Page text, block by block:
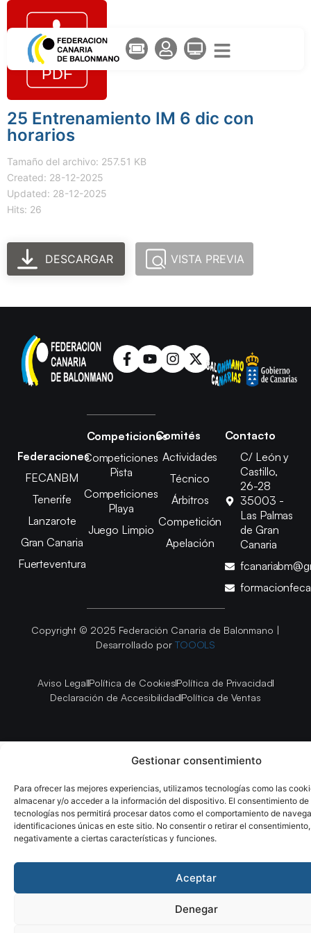
Gestionar consentimiento
Para ofrecer las mejores experiencias, utilizamos tecnologías como las
almacenar y/o acceder a la información del dispositivo. El consentimiento de
tecnologías nos permitirá procesar datos como el comportamiento de
identificaciones únicas en este sitio. No consentir o retirar el
negativamente a ciertas características y funciones.
Aceptar
Denegar
25 Entrenamiento IM 6 dic con
horarios
Tamaño del archivo: 257.51 KB
Created: 28-12-2025
Updated: 28-12-2025
Hits: 26
DESCARGAR VISTA PREVIA
Federaciones
FECANBM
Tenerife
Lanzarote
Gran Canaria
Fuerteventura
Competiciones
Competiciones
Pista
Competiciones
Playa
Juego Limpio
Comités
Actividades
Técnico
Árbitros
Competición
Apelación
Contacto
C/ León y
Castillo,
26-28
35003 -
Las Palmas
de Gran
Canaria
Copyright © 2025 Federación Canaria de Balonmano |
Desarrollado por TOOOLS
Aviso LegalPolítica de CookiesPolítica de Privacidad
Declaración de AccesibilidadPolítica de Ventas